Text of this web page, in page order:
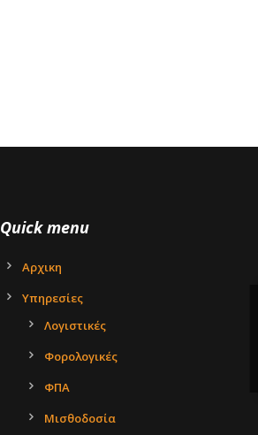
Quick menu
Αρχικη
Υπηρεσίες
Λογιστικές
Φορολογικές
ΦΠΑ
Μισθοδοσία